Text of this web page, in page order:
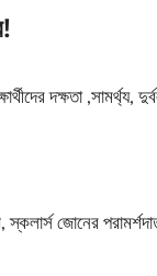
দক্ষতা ,সামর্থ্য,
স্কলার্স জোনের